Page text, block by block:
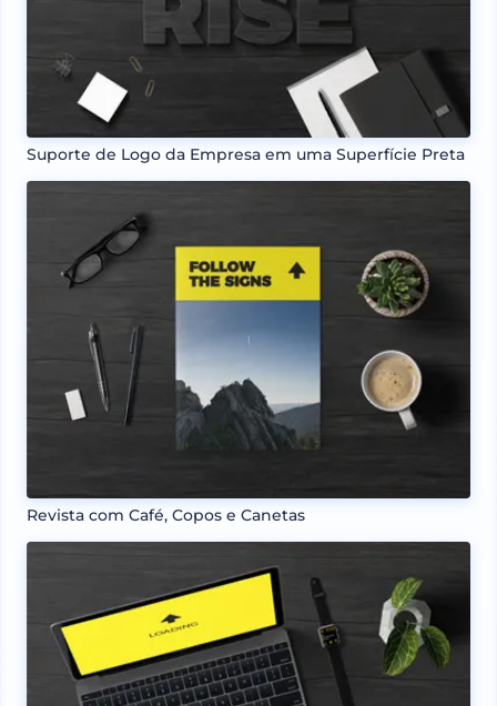
Suporte de Logo da Empresa em uma Superfície Preta
Revista com Café, Copos e Canetas